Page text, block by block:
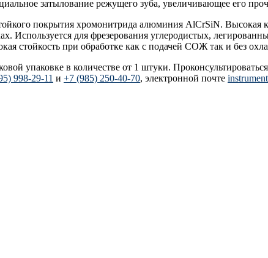
затылование режущего зуба, увеличивающее его
покрытия хромонитрида алюминия AlCrSiN. Высокая
Используется для фрезерования углеродистых,
стойкость при обработке как с подачей СОЖ так и без
упаковке в количестве от 1 штуки.
998-29-11 и +7 (985) 250-40-70, электронной почте